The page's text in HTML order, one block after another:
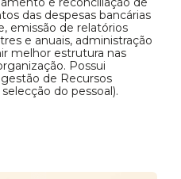
das despesas bancárias
emissão de relatórios
e anuais, administração
melhor estrutura nas
Possui
de Recursos
do pessoal).